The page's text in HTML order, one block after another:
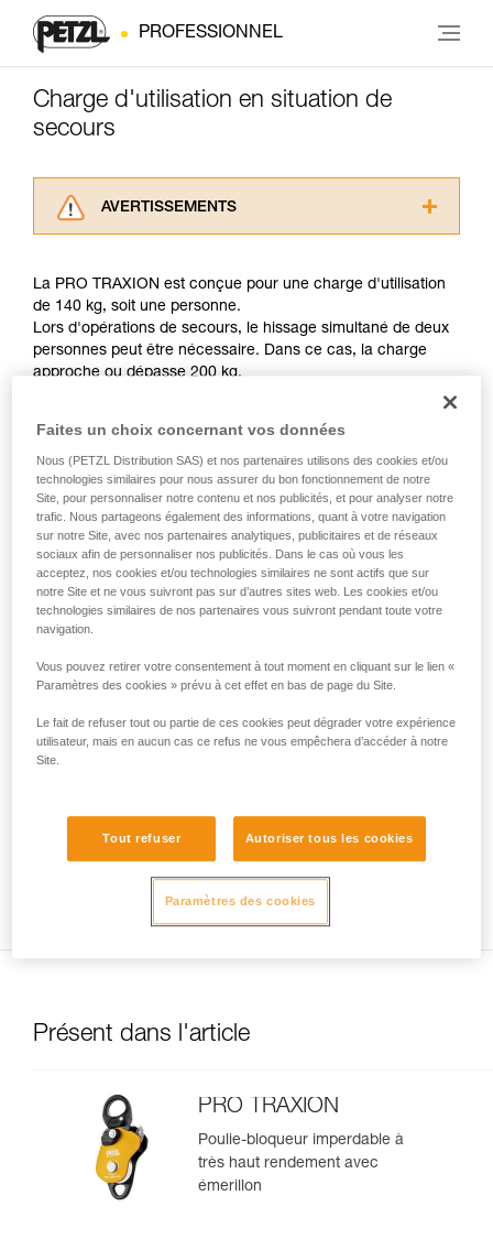
PROFESSIONNEL
Charge d'utilisation en situation de
secours
AVERTISSEMENTS
consulter. Vous devez avoir compris les
informations de la notice technique pour
pouvoir comprendre ce complément
d’informations.
Maîtriser ces techniques nécessite une
avec un professionnel votre capacité à refaire
de la reproduire en autonomie.
Nous donnons des exemples de techniques
liées à votre activité. Il peut en exister d’autres
que nous ne décrivons pas ici.
La PRO TRAXION est conçue pour une charge d'utilisation
de 140 kg, soit une personne.
Lors d'opérations de secours, le hissage simultané de deux
personnes peut être nécessaire. Dans ce cas, la charge
approche ou dépasse 200 kg.
Avec une telle charge, la moindre surcharge dynamique
déchirement des cordes (voir tableau d'information chapitre
3).
Des précautions sont donc impératives :
- Contre-assurage des deux personnes hissées.
- Maintien de la corde tendue en permanence, la moindre
boucle de mou représente une hauteur de chute potentielle,
donc un danger.
Présent dans l'article
PRO TRAXION
Poulie-bloqueur imperdable à
très haut rendement avec
émerillon
Faites un choix concernant vos données
Nous (PETZL Distribution SAS) et nos partenaires utilisons des cookies et/ou
technologies similaires pour nous assurer du bon fonctionnement de notre
Site, pour personnaliser notre contenu et nos publicités, et pour analyser notre
trafic. Nous partageons également des informations, quant à votre navigation
sur notre Site, avec nos partenaires analytiques, publicitaires et de réseaux
sociaux afin de personnaliser nos publicités. Dans le cas où vous les
acceptez, nos cookies et/ou technologies similaires ne sont actifs que sur
notre Site et ne vous suivront pas sur d’autres sites web. Les cookies et/ou
technologies similaires de nos partenaires vous suivront pendant toute votre
navigation.
Vous pouvez retirer votre consentement à tout moment en cliquant sur le lien «
Paramètres des cookies » prévu à cet effet en bas de page du Site.
Le fait de refuser tout ou partie de ces cookies peut dégrader votre expérience
utilisateur, mais en aucun cas ce refus ne vous empêchera d’accéder à notre
Site.
Tout refuser Autoriser tous les cookies
Paramètres des cookies